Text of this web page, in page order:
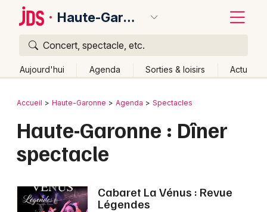
Haute-Garonne
Concert, spectacle, etc.
Aujourd'hui Agenda Sorties & loisirs Actu
Publier un événement
Activité & Expérience
Bordeaux
Colmar
Lyon
Retour
Accueil Haute-Garonne Agenda Spectacles
Haute-Garonne : Dîner
spectacle
Cabaret La Vénus : Revue
Légendes
Quoi ?
Où ?
Près de moi
Changer de lieu
Quand ?